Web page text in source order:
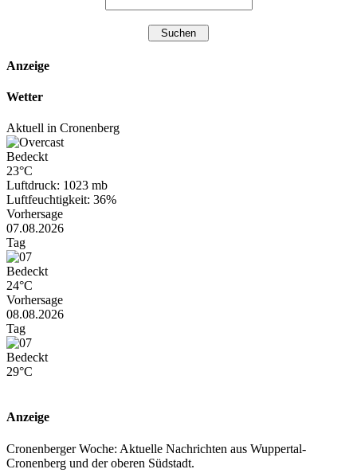
Anzeige
Wetter
Aktuell in Cronenberg
Bedeckt
23°C
Luftdruck: 1023 mb
Luftfeuchtigkeit: 36%
Vorhersage
07.08.2026
Tag
Bedeckt
24°C
Vorhersage
08.08.2026
Tag
Bedeckt
29°C
Anzeige
Cronenberger Woche: Aktuelle Nachrichten aus Wuppertal-
Cronenberg und der oberen Südstadt.